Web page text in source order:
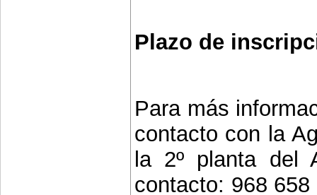
Plazo de
Para más
contacto con la
la 2º planta del
contacto: 968